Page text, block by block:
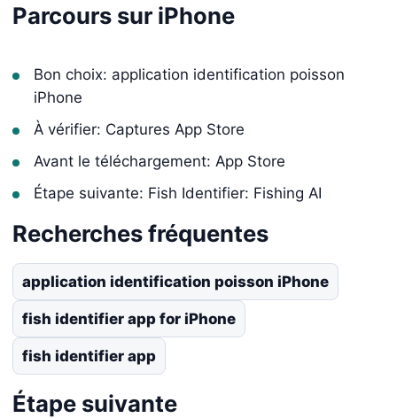
Parcours sur iPhone
Bon choix: application identification poisson
iPhone
À vérifier: Captures App Store
Avant le téléchargement: App Store
Étape suivante: Fish Identifier: Fishing AI
Recherches fréquentes
application identification poisson iPhone
fish identifier app for iPhone
fish identifier app
Étape suivante